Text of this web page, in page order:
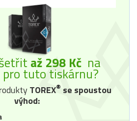
až 298 Kč na
pro tuto tiskárnu?
TOREX® se spoustou
výhod: